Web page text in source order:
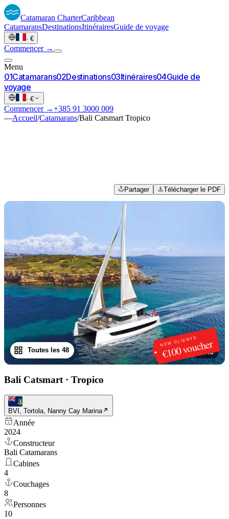
Catamaran CharterCaribbean
CatamaransDestinationsItinérairesGuide de voyage
· €
Commencer →
Menu
01Catamarans02Destinations03Itinéraires04Guide de
voyage
· €
Commencer →+385 91 3000 009
—Accueil/Catamarans/Bali Catsmart Tropico
Partager Télécharger le PDF
NEW CLIENTS
€100 voucher
1/48
Toutes les 48
Bali Catsmart · Tropico
BVI, Tortola, Nanny Cay Marina
Année
2024
Constructeur
Bali Catamarans
Cabines
4
Couchages
8
Personnes
10